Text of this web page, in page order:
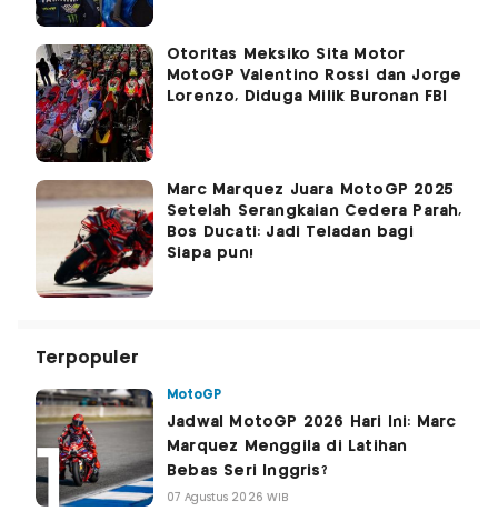
Otoritas Meksiko Sita Motor
MotoGP Valentino Rossi dan Jorge
Lorenzo, Diduga Milik Buronan FBI
Marc Marquez Juara MotoGP 2025
Setelah Serangkaian Cedera Parah,
Bos Ducati: Jadi Teladan bagi
Siapa pun!
Terpopuler
MotoGP
Jadwal MotoGP 2026 Hari Ini: Marc
Marquez Menggila di Latihan
Bebas Seri Inggris?
07 Agustus 2026 WIB